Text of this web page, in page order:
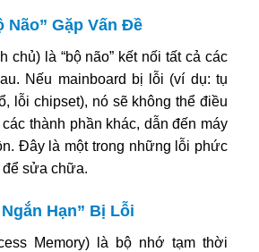
Não” Gặp Vấn Đề
chủ) là “bộ não” kết nối tất cả các
Nếu mainboard bị lỗi (ví dụ: tụ
lỗi chipset), nó sẽ không thể điều
thành phần khác, dẫn đến máy
Đây là một trong những lỗi phức
để sửa chữa.
Hạn” Bị Lỗi
Memory) là bộ nhớ tạm thời